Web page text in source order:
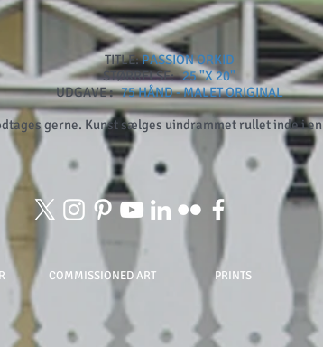
TITLE:PASSION ORKID
STØRRELSE: 25 "X 20"
UDGAVE: 75 HÅND - MALET ORIGINAL
gerne. Kunst sælges uindrammet rullet inde i en
COMMISSIONED ART PRINTS